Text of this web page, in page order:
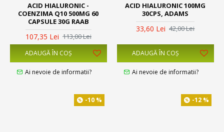
ACID HIALURONIC -
COENZIMA Q10 500MG 60
CAPSULE 30G RAAB
107,35 Lei 113,00 Lei
ADAUGĂ ÎN COŞ
Ai nevoie de informatii?
ACID HIALURONIC 100MG
30CPS, ADAMS
33,60 Lei 42,00 Lei
ADAUGĂ ÎN COŞ
Ai nevoie de informatii?
-10 % -12 %